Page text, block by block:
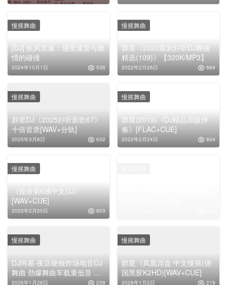
[DJ] 疾风竞速：感受速度与激
情的碰撞
2024年10月1日 536
慢摇舞曲
群星《2020最新好听DJ舞曲
精选(109)》【320K/MP3】
2022年2月26日 669
慢摇舞曲
群星DJ《2025好听新歌67》
十倍音质[WAV+分轨]
2025年3月8日 632
慢摇舞曲
群星(2019)《DJ精品原版伴
奏》[FLAC+CUE]
2022年2月24日 804
慢摇舞曲
《致命第6感中文DJ》
[WAV+CUE]
2022年2月25日 903
慢摇舞曲
DJ阿基-夜店硬核炸场电音DJ
舞曲 劲爆舞曲车载重低音 酒
吧氛围舞曲-EP
2026年1月28日 238
慢摇舞曲
群星《凤凰涅盘 中文慢摇(德
国黑胶K2HD)[WAV+CUE]
2026年1月2日 219
慢摇舞曲